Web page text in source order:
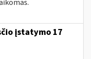
įstatymo 17